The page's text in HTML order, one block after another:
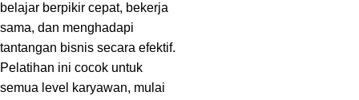
belajar berpikir cepat, bekerja
sama, dan menghadapi
tantangan bisnis secara efektif.
Pelatihan ini cocok untuk
semua level karyawan, mulai